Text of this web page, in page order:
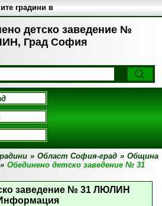
детско заведение №
Град София
градини в
» Област София-град » Община
» Обединено детско заведение № 31
заведение № 31 ЛЮЛИН